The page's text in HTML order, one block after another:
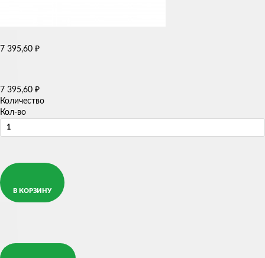
7 395,60 ₽
7 395,60 ₽
Количество
Кол-во
В КОРЗИНУ